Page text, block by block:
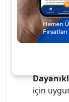
İnce uç
sağlar.
için